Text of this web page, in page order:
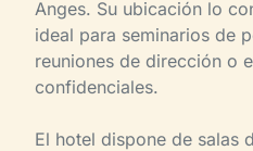
Anges. Su ubicación lo
ideal para seminarios de
reuniones de dirección o
confidenciales.
El hotel dispone de salas